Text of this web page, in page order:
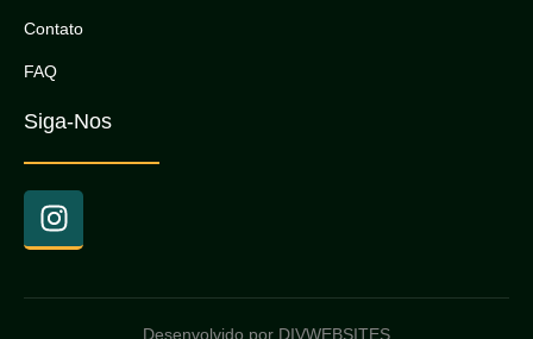
Contato
FAQ
Siga-Nos
Desenvolvido por DIVWEBSITES